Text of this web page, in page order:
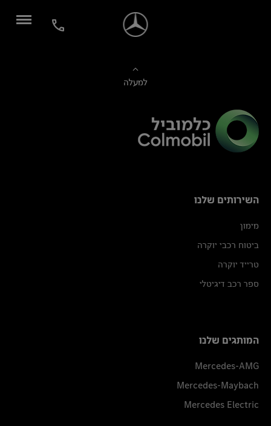
למעלה
השירותים שלנו
מימון
ביטוח רכבי יוקרה
טרייד יוקרה
ספר רכב דיגיטלי
המותגים שלנו
Mercedes-AMG
Mercedes-Maybach
Mercedes Electric